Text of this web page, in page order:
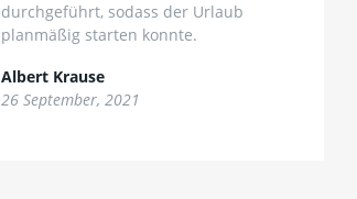
durchgeführt, sodass der Urlaub
planmäßig starten konnte.
Albert Krause
26 September, 2021